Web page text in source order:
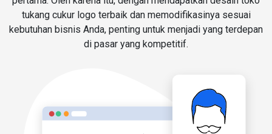
tukang cukur logo terbaik dan memodifikasinya sesuai
kebutuhan bisnis Anda, penting untuk menjadi yang terdepan
di pasar yang kompetitif.